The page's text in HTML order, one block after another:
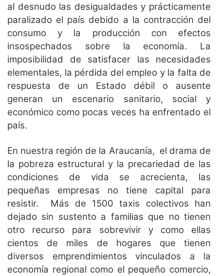
al desnudo las desigualdades y prácticamente
paralizado el país debido a la contracción del
consumo y la producción con efectos
insospechados sobre la economía. La
imposibilidad de satisfacer las necesidades
elementales, la pérdida del empleo y la falta de
respuesta de un Estado débil o ausente
generan un escenario sanitario, social y
económico como pocas veces ha enfrentado el
país.
En nuestra región de la Araucanía, el drama de
la pobreza estructural y la precariedad de las
condiciones de vida se acrecienta, las
pequeñas empresas no tiene capital para
resistir. Más de 1500 taxis colectivos han
dejado sin sustento a familias que no tienen
otro recurso para sobrevivir y como ellas
cientos de miles de hogares que tienen
diversos emprendimientos vinculados a la
economía regional como el pequeño comercio,